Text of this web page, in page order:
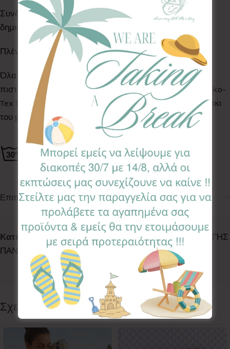
Συνδυάστε το με προϊόντα της ίδιας σειράς και
δημιουργήστε ένα υπέροχο αποτέλεσμα!
Πλένεται στο πλυντήριο στους 30°C
Όλα τα Υφάσματα της συλλογής μας είναι ελεγμένα &
πιστοποιημένα για βλαβερές ουσίες σύμφωνα με το Oeko-
Tex Standard 100, κατάλληλα για το ευαίσθητο δερματάκι
του μωρού σας.
Επιπλέον πληροφορίες
Κωδικός προϊόντος: DCC-MJ
Κατηγορίες: BATH TIME, LETS WALK, ΚΑΛΥΜΜΑ ΑΛΛΑΓΗΣ
ΠΑΝΑΣ
ΚΑΛΥΜΜΑ ΑΛΛΑΓΗΣ ΠΑΝΑΣ
Ετικέτα:
Majestic
Follow:
Σχετικά προϊόντα